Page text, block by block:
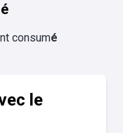
consumé
le